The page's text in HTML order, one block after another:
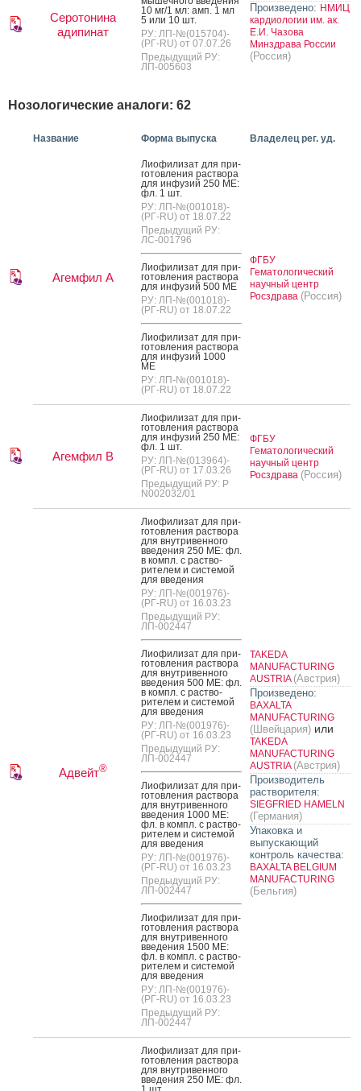
Серотонина
адипинат
10 мг/1 мл: амп. 1 мл
5 или 10 шт.
РУ: ЛП-№(015704)-
(РГ-RU) от 07.07.26
Предыдущий РУ:
ЛП-005603
Произведено: НМИЦ
кардиологии им. ак.
Е.И. Чазова
Минздрава России
(Россия)
Нозологические аналоги: 62
Название Форма выпуска Владелец рег. уд.
Агемфил А
Ли­офи­лизат для при­
готов­ле­ния рас­тво­ра
для ин­фу­зий 250 МЕ:
фл. 1 шт.
РУ: ЛП-№(001018)-
(РГ-RU) от 18.07.22
Предыдущий РУ:
ЛС-001796
Ли­офи­лизат для при­
готов­ле­ния рас­тво­ра
для ин­фу­зий 500 МЕ
РУ: ЛП-№(001018)-
(РГ-RU) от 18.07.22
Ли­офи­лизат для при­
готов­ле­ния рас­тво­ра
для ин­фу­зий 1000
МЕ
РУ: ЛП-№(001018)-
(РГ-RU) от 18.07.22
ФГБУ
Гематологический
научный центр
Росздрава (Россия)
Агемфил В
Ли­офи­лизат для при­
готов­ле­ния рас­тво­ра
для ин­фу­зий 250 МЕ:
фл. 1 шт.
РУ: ЛП-№(013964)-
(РГ-RU) от 17.03.26
Предыдущий РУ: Р
N002032/01
ФГБУ
Гематологический
научный центр
Росздрава (Россия)
Адвейт®
Ли­офи­лизат для при­
готов­ле­ния рас­тво­ра
для внут­ри­вен­но­го
вве­дения 250 МЕ: фл.
в компл. с рас­тво­
рите­лем и сис­те­мой
для вве­дения
РУ: ЛП-№(001976)-
(РГ-RU) от 16.03.23
Предыдущий РУ:
ЛП-002447
Ли­офи­лизат для при­
готов­ле­ния рас­тво­ра
для внут­ри­вен­но­го
вве­дения 500 МЕ: фл.
в компл. с рас­тво­
рите­лем и сис­те­мой
для вве­дения
РУ: ЛП-№(001976)-
(РГ-RU) от 16.03.23
Предыдущий РУ:
ЛП-002447
Ли­офи­лизат для при­
готов­ле­ния рас­тво­ра
для внут­ри­вен­но­го
вве­дения 1000 МЕ:
фл. в компл. с рас­тво­
рите­лем и сис­те­мой
для вве­дения
РУ: ЛП-№(001976)-
(РГ-RU) от 16.03.23
Предыдущий РУ:
ЛП-002447
Ли­офи­лизат для при­
готов­ле­ния рас­тво­ра
для внут­ри­вен­но­го
вве­дения 1500 МЕ:
фл. в компл. с рас­тво­
рите­лем и сис­те­мой
для вве­дения
РУ: ЛП-№(001976)-
(РГ-RU) от 16.03.23
Предыдущий РУ:
ЛП-002447
TAKEDA
MANUFACTURING
AUSTRIA (Австрия)
Произведено:
BAXALTA
MANUFACTURING
(Швейцария) или
TAKEDA
MANUFACTURING
AUSTRIA (Австрия)
Производитель
растворителя:
SIEGFRIED HAMELN
(Германия)
Упаковка и
выпускающий
контроль качества:
BAXALTA BELGIUM
MANUFACTURING
(Бельгия)
Ли­офи­лизат для при­
готов­ле­ния рас­тво­ра
для внут­ри­вен­но­го
вве­дения 250 МЕ: фл.